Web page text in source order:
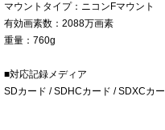
マウントタイプ：ニコンFマウント
有効画素数：2088万画素
重量：760g
■対応記録メディア
SDカード / SDHCカード / SDXCカ